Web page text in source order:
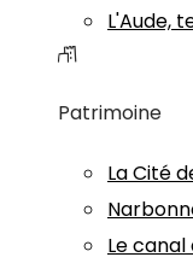
L'Aude,
Patrimoine
La Cité
Le canal